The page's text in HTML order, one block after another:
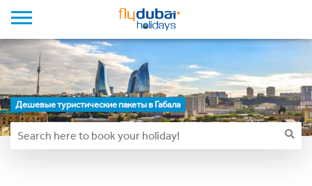
Дешевые туристические пакеты в Габала